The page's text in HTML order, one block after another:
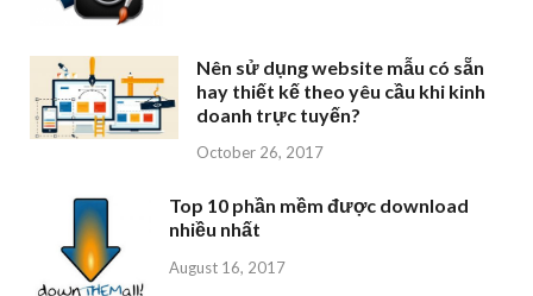
Nên sử dụng website mẫu có sẵn
hay thiết kế theo yêu cầu khi kinh
doanh trực tuyến?
October 26, 2017
Top 10 phần mềm được download
nhiều nhất
August 16, 2017